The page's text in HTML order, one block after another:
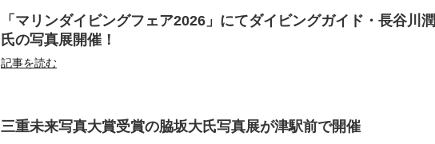
「マリンダイビングフェア2026」にてダイビングガイド・長谷川潤
氏の写真展開催！
記事を読む
三重未来写真大賞受賞の脇坂大氏写真展が津駅前で開催